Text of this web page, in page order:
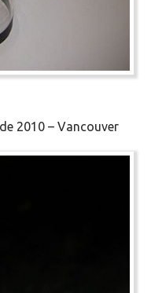
2010 – Vancouver